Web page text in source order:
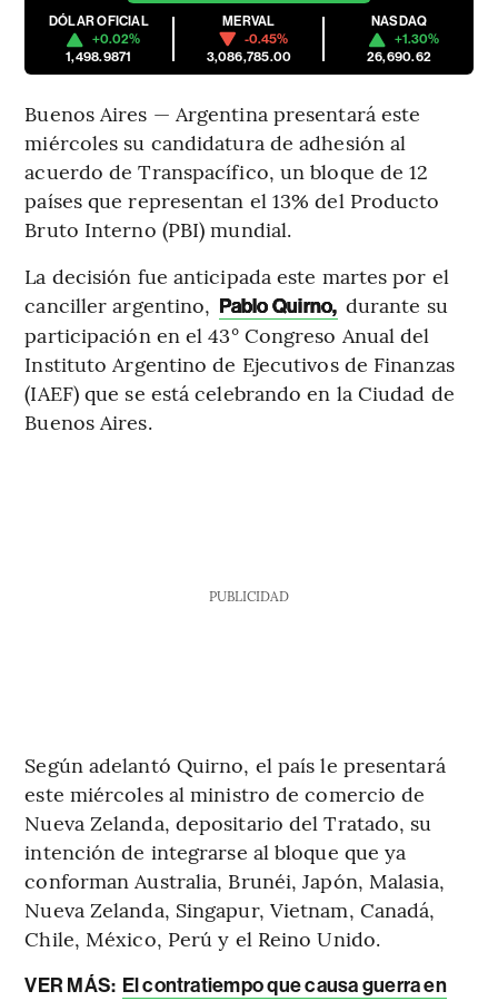
DÓLAR OFICIAL
+0.02%
1,498.9871
MERVAL
-0.45%
3,086,785.00
NASDAQ
+1.30%
26,690.62
Buenos Aires — Argentina presentará este
miércoles su candidatura de adhesión al
acuerdo de Transpacífico, un bloque de 12
países que representan el 13% del Producto
Bruto Interno (PBI) mundial.
La decisión fue anticipada este martes por el
canciller argentino, Pablo Quirno, durante su
participación en el 43° Congreso Anual del
Instituto Argentino de Ejecutivos de Finanzas
(IAEF) que se está celebrando en la Ciudad de
Buenos Aires.
PUBLICIDAD
Según adelantó Quirno, el país le presentará
este miércoles al ministro de comercio de
Nueva Zelanda, depositario del Tratado, su
intención de integrarse al bloque que ya
conforman Australia, Brunéi, Japón, Malasia,
Nueva Zelanda, Singapur, Vietnam, Canadá,
Chile, México, Perú y el Reino Unido.
VER MÁS: El contratiempo que causa guerra en